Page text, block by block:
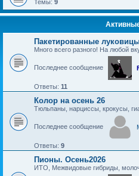
Темы: 9
Пакетированные
Много всего разного! На любой
Последнее сообщение
Ответы: 11
Колор на осень 26
Тюльпаны, нарциссы, крокусы,
Последнее сообщение
Ответы: 9
Пионы. Осень2026
ИТО, Межвидовые гибриды,